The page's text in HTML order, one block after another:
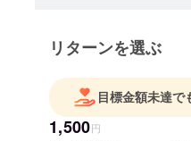
リターンを選ぶ
目標金額未達で
1,500円